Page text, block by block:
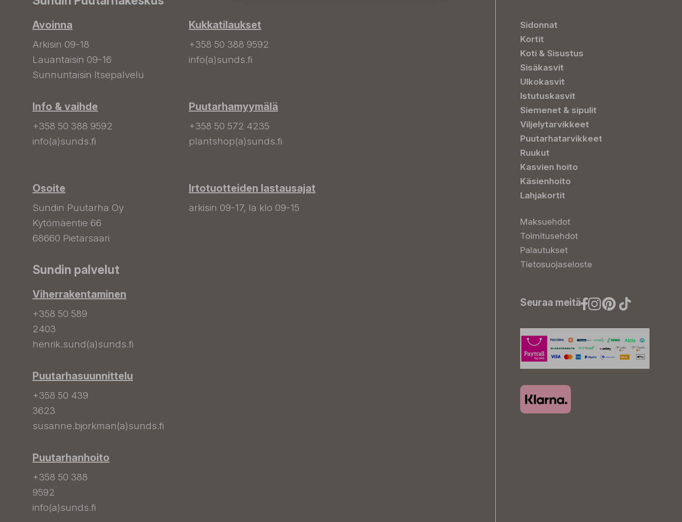
Avoinna
Arkisin 09-18
Lauantaisin 09-16
Sunnuntaisin Itsepalvelu
Info & vaihde
+358 50 388 9592
info(a)sunds.fi
Osoite
Sundin Puutarha Oy
Kytömäentie 66
68660 Pietarsaari
Kukkatilaukset
+358 50 388 9592
info(a)sunds.fi
Puutarhamyymälä
+358 50 572 4235
plantshop(a)sunds.fi
Irtotuotteiden lastausajat
arkisin 09-17, la klo 09-15
Sundin palvelut
Viherrakentaminen
+358 50 589
2403
henrik.sund(a)sunds.fi
Puutarhasuunnittelu
+358 50 439
3623
susanne.bjorkman(a)sunds.fi
Puutarhanhoito
+358 50 388
9592
info(a)sunds.fi
Sidonnat
Kortit
Koti & Sisustus
Sisäkasvit
Ulkokasvit
Istutuskasvit
Siemenet & sipulit
Viljelytarvikkeet
Puutarhatarvikkeet
Ruukut
Kasvien hoito
Käsienhoito
Lahjakortit
Maksuehdot
Toimitusehdot
Palautukset
Tietosuojaseloste
Seuraa meitä